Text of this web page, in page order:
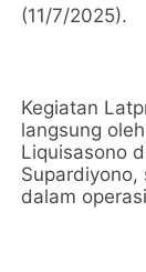
(11/7/2025).
Kegiatan
langsung
Liquisasono
dalam